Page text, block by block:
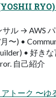
RYO)
サル → AWS
〜) •
• 好き
⾃⼰紹介
トーク 〜ゆ